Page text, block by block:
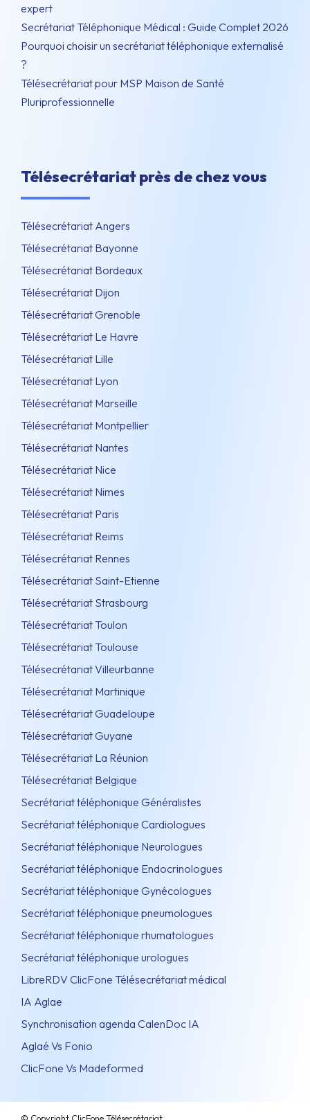
expert
Secrétariat Téléphonique Médical : Guide Complet 2026
Pourquoi choisir un secrétariat téléphonique externalisé
?
Télésecrétariat pour MSP Maison de Santé
Pluriprofessionnelle
Télésecrétariat près de chez vous
Télésecrétariat Angers
Télésecrétariat Bayonne
Télésecrétariat Bordeaux
Télésecrétariat Dijon
Télésecrétariat Grenoble
Télésecrétariat Le Havre
Télésecrétariat Lille
Télésecrétariat Lyon
Télésecrétariat Marseille
Télésecrétariat Montpellier
Télésecrétariat Nantes
Télésecrétariat Nice
Télésecrétariat Nimes
Télésecrétariat Paris
Télésecrétariat Reims
Télésecrétariat Rennes
Télésecrétariat Saint-Etienne
Télésecrétariat Strasbourg
Télésecrétariat Toulon
Télésecrétariat Toulouse
Télésecrétariat Villeurbanne
Télésecrétariat Martinique
Télésecrétariat Guadeloupe
Télésecrétariat Guyane
Télésecrétariat La Réunion
Télésecrétariat Belgique
Secrétariat téléphonique Généralistes
Secrétariat téléphonique Cardiologues
Secrétariat téléphonique Neurologues
Secrétariat téléphonique Endocrinologues
Secrétariat téléphonique Gynécologues
Secrétariat téléphonique pneumologues
Secrétariat téléphonique rhumatologues
Secrétariat téléphonique urologues
LibreRDV ClicFone Télésecrétariat médical
IA Aglae
Synchronisation agenda CalenDoc IA
Aglaé Vs Fonio
ClicFone Vs Madeformed